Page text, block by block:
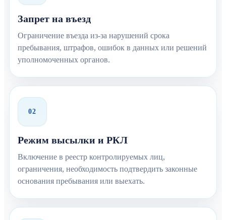
Запрет на въезд
Ограничение въезда из-за нарушений срока
пребывания, штрафов, ошибок в данных или решений
уполномоченных органов.
02
Режим высылки и РКЛ
Включение в реестр контролируемых лиц,
ограничения, необходимость подтвердить законные
основания пребывания или выехать.